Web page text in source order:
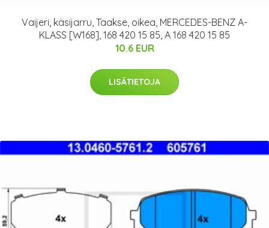
Vaijeri, käsijarru, Taakse, oikea, MERCEDES-BENZ A-
KLASS [W168], 168 420 15 85, A 168 420 15 85
10.6 EUR
LISÄTIETOJA